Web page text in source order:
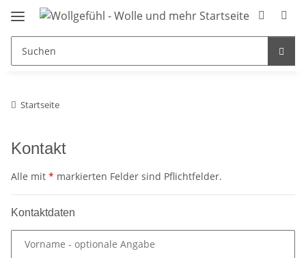
Startseite
Kontakt
Alle mit * markierten Felder sind Pflichtfelder.
Kontaktdaten
Vorname - optionale Angabe